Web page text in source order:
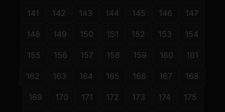
141 142 143 144 145 146 147
148 149 150 151 152 153 154
155 156 157 158 159 160 161
162 163 164 165 166 167 168
169 170 171 172 173 174 175